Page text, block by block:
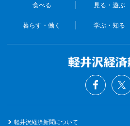
食べる 見る・遊ぶ
暮らす・働く 学ぶ・知る
軽井沢経済新聞について